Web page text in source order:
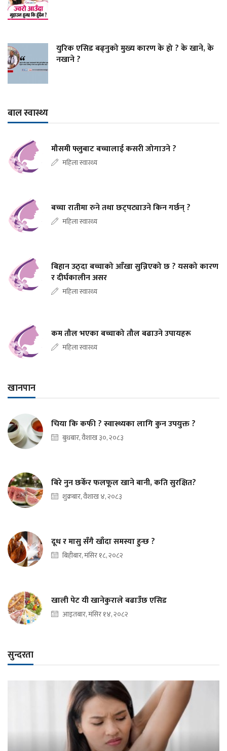
युरिक एसिड बढ्नुको मुख्य कारण के हो ? के खाने, के
नखाने ?
बाल स्वास्थ्य
मौसमी फ्लुबाट बच्चालाई कसरी जोगाउने ?
महिला स्वास्थ्य
बच्चा रातीमा रुने तथा छट्पट्याउने किन गर्छन् ?
महिला स्वास्थ्य
बिहान उठ्दा बच्चाको आँखा सुन्निएको छ ? यसको कारण
र दीर्घकालीन असर
महिला स्वास्थ्य
कम तौल भएका बच्चाको तौल बढाउने उपायहरू
महिला स्वास्थ्य
खानपान
चिया कि कफी ? स्वास्थ्यका लागि कुन उपयुक्त ?
बुधबार, वैशाख ३०, २०८३
बिरे नुन छर्केर फलफूल खाने बानी, कति सुरक्षित?
शुक्रबार, वैशाख ४, २०८३
दूध र मासु सँगै खाँदा समस्या हुन्छ ?
बिहीबार, मंसिर १८, २०८२
खाली पेट यी खानेकुराले बढाउँछ एसिड
आइतबार, मंसिर १४, २०८२
सुन्दरता